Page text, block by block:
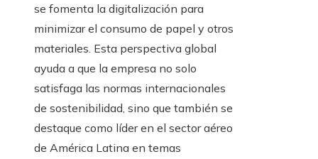
se fomenta la digitalización para
minimizar el consumo de papel y otros
materiales. Esta perspectiva global
ayuda a que la empresa no solo
satisfaga las normas internacionales
de sostenibilidad, sino que también se
destaque como líder en el sector aéreo
de América Latina en temas